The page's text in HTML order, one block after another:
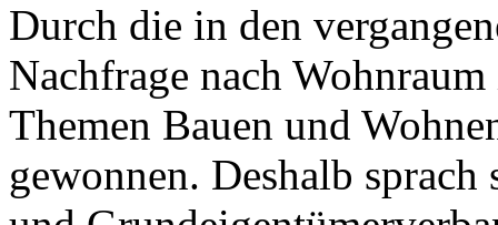
Durch die in den
Nachfrage nach
Themen Bauen und
gewonnen. Deshalb